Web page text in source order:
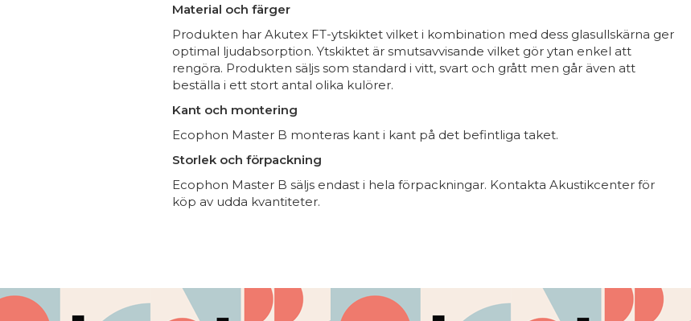
Material och färger
Produkten har Akutex FT-ytskiktet vilket i kombination med dess glasullskärna ger
optimal ljudabsorption. Ytskiktet är smutsavvisande vilket gör ytan enkel att
rengöra. Produkten säljs som standard i vitt, svart och grått men går även att
beställa i ett stort antal olika kulörer.
Kant och montering
Ecophon Master B monteras kant i kant på det befintliga taket.
Storlek och förpackning
Ecophon Master B säljs endast i hela förpackningar. Kontakta Akustikcenter för
köp av udda kvantiteter.